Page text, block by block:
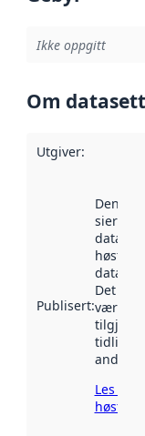
Ikke oppgitt
Om
Utgiver:
Publisert:
Denne
sier når
høstet av
Det kan
vært
tidligere
andre
Les mer
høsting